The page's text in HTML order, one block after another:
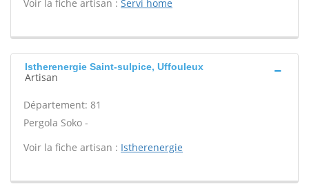
Voir la fiche artisan : Servi home
Istherenergie Saint-sulpice, Uffouleux
Artisan
Département: 81
Pergola Soko -
Voir la fiche artisan : Istherenergie